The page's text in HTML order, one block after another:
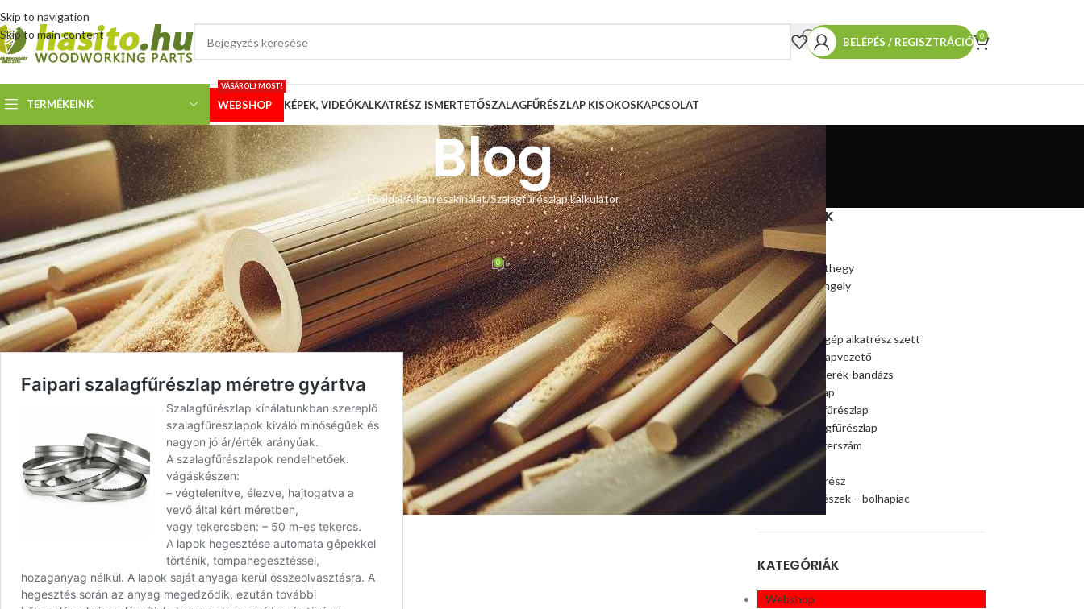
Skip to navigation
Skip to main content
BELÉPÉS / REGISZTRÁCIÓ 0
TERMÉKEINK WEBSHOP
VÁSÁROLJ MOST!
KÉPEK, VIDEÓKALKATRÉSZ ISMERTETŐSZALAGFŰRÉSZLAP KISOKOSKAPCSOLAT
Blog
Főoldal Alkatrészkínálat Szalagfűrészlap kalkulátor
SZALAGFŰRÉSZLAP KALKULÁTOR
Szalagfűrészlap árkalkulátor
Megosztotta Hoffmann Zsolt Be március 11, 2022 0
A kívánt paraméterű szalagfűrészlap árát webáruházunkban kiszámolhatja és néhány kattintással meg is rendelheti, ehhez kattintson az
alábbiterméken a „Tovább olvasom” gombra!
TERMÉKEINK
Hasítókúp
Hasítókúp póthegy
Hasítógép tengely
Ékszíjtárcsa
Csapágy
Kúpos hasítógép alkatrész szett
Szalagfűrész lapvezető
Szalagfűrészkerék-bandázs
Szalagfűrészlap
Faipari szalagfűrészlap
Húsipari szalagfűrészlap
Faipari gép, szerszám
Ágaprító
Offroad alkatrész
Akciós alkatrészek – bolhapiac
KATEGÓRIÁK
Webshop